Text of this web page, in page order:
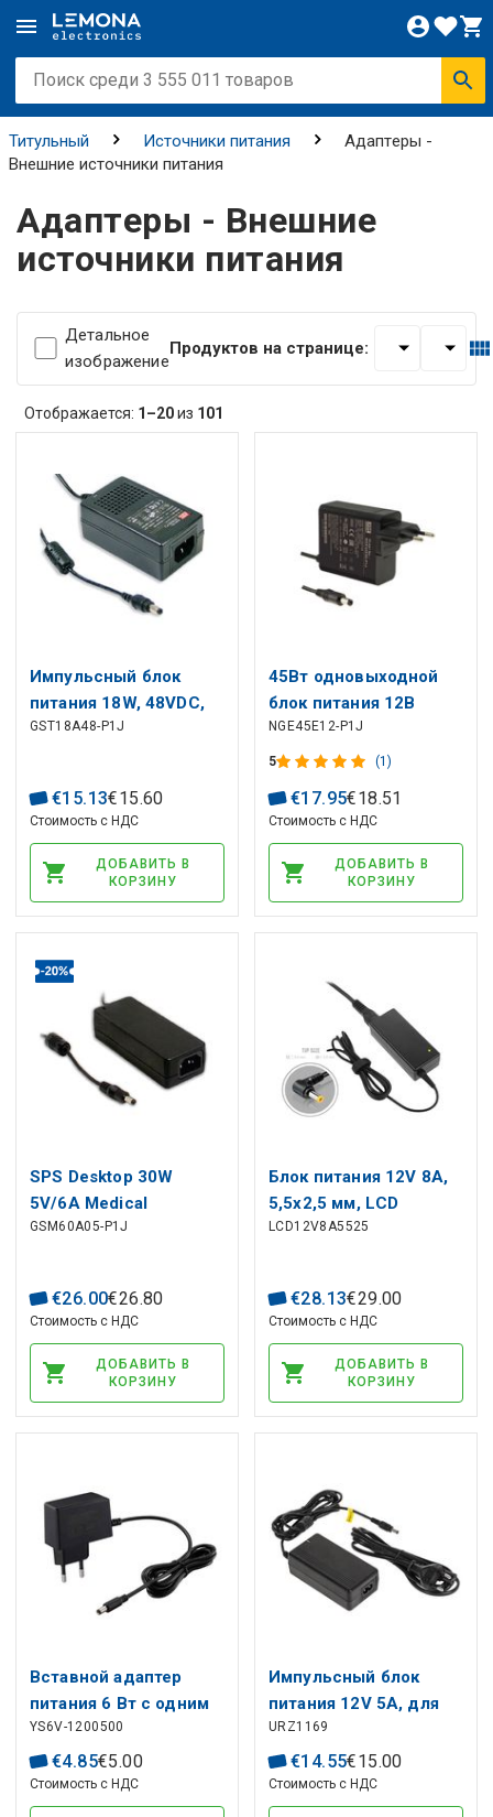
Титульный Источники питания
Адаптeры -
Внешниe источники питания
Адаптeры - Внешниe
источники питания
Детальное
изображение
Продуктов на странице:
Отображается: 1–20из 101
Импульсный блок
питания 18W, 48VDC,
0.375A, выход: 5.5/2.
GST18A48-P1J
€15.13€15.60
Стоимость с НДС
ДОБАВИТЬ В
КОРЗИНУ
45Вт одновыходной
блок питания 12В
3,75А вставной
адаптер, 5,5х2,1мм,
экстремально
маленький,
настенный,
промышленный, MEAN
WELL
NGE45E12-P1J
5 (1)
€17.95€18.51
Стоимость с НДС
ДОБАВИТЬ В
КОРЗИНУ
SPS Desktop 30W
5V/6A Medical
GSM60A05-P1J
€26.00€26.80
Стоимость с НДС
ДОБАВИТЬ В
КОРЗИНУ
Блок питания 12V 8A,
5,5x2,5 мм, LCD
LCD12V8A5525
€28.13€29.00
Стоимость с НДС
ДОБАВИТЬ В
КОРЗИНУ
Вставной адаптер
питания 6 Вт с одним
выходом 12 В 0,5 А
YS6V-1200500
€4.85€5.00
Стоимость с НДС
Импульсный блок
питания 12V 5A, для
ноутбука, 5,5x2,5mm
URZ1169
€14.55€15.00
Стоимость с НДС